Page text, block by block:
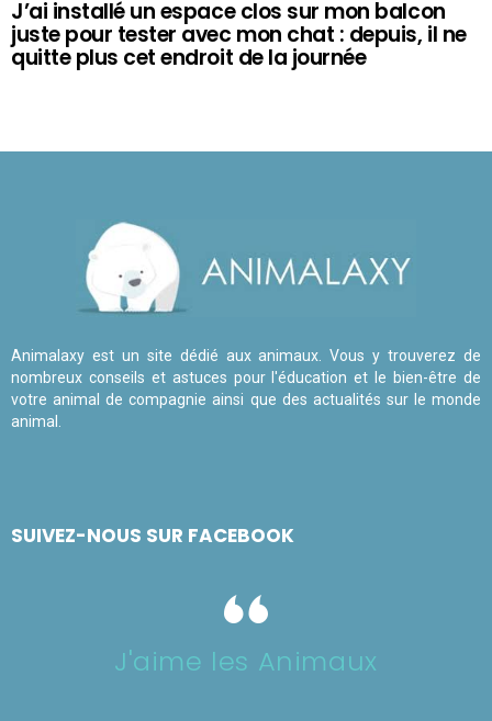
J’ai installé un espace clos sur mon balcon
juste pour tester avec mon chat : depuis, il ne
quitte plus cet endroit de la journée
Animalaxy est un site dédié aux animaux. Vous y trouverez de
nombreux conseils et astuces pour l'éducation et le bien-être de
votre animal de compagnie ainsi que des actualités sur le monde
animal.
SUIVEZ-NOUS SUR FACEBOOK
J'aime les Animaux